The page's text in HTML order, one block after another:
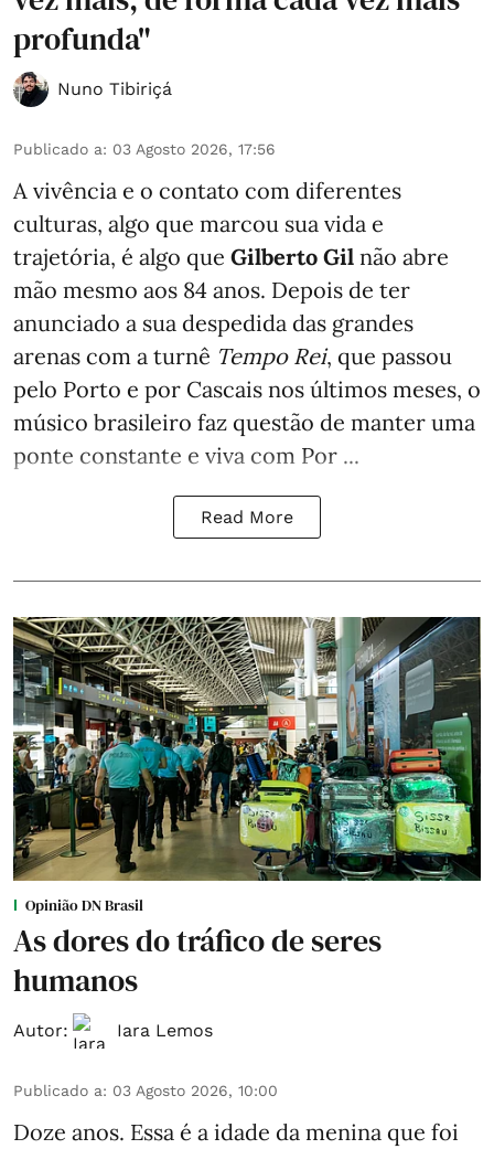
profunda"
Nuno Tibiriçá
Publicado a: 03 Agosto 2026, 17:56
A vivência e o contato com diferentes
culturas, algo que marcou sua vida e
trajetória, é algo que Gilberto Gil não abre
mão mesmo aos 84 anos. Depois de ter
anunciado a sua despedida das grandes
arenas com a turnê Tempo Rei, que passou
pelo Porto e por Cascais nos últimos meses, o
músico brasileiro faz questão de manter uma
ponte constante e viva com Por ...
Read More
Opinião DN Brasil
As dores do tráfico de seres
humanos
Autor: Iara Lemos
Publicado a: 03 Agosto 2026, 10:00
Doze anos. Essa é a idade da menina que foi